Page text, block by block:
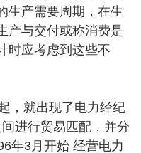
生产需要周期，在生
产与交付或称消费是
时应考虑到这些不
，就出现了电力经纪
进行贸易匹配，并分
年3月开始 经营电力